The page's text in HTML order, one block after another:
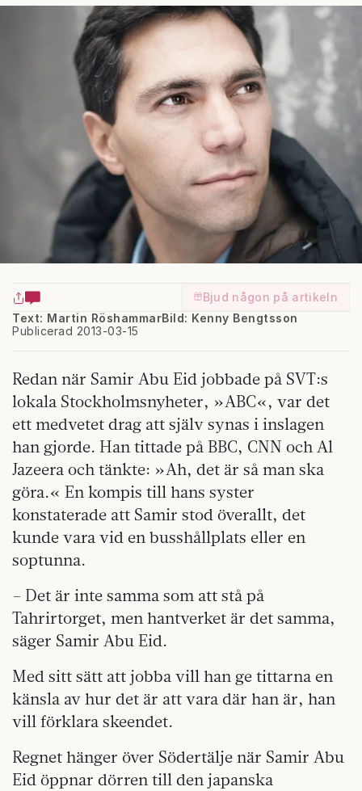
Bjud någon på artikeln
Text: Martin Röshammar
Publicerad 2013-03-15
Bild: Kenny Bengtsson
Redan när Samir Abu Eid jobbade på SVT:s
lokala Stockholmsnyheter, »ABC«, var det
ett medvetet drag att själv synas i inslagen
han gjorde. Han tittade på BBC, CNN och Al
Jazeera och tänkte: »Ah, det är så man ska
göra.« En kompis till hans syster
konstaterade att Samir stod överallt, det
kunde vara vid en busshållplats eller en
soptunna.
– Det är inte samma som att stå på
Tahrirtorget, men hantverket är det samma,
säger Samir Abu Eid.
Med sitt sätt att jobba vill han ge tittarna en
känsla av hur det är att vara där han är, han
vill förklara skeendet.
Regnet hänger över Södertälje när Samir Abu
Eid öppnar dörren till den japanska